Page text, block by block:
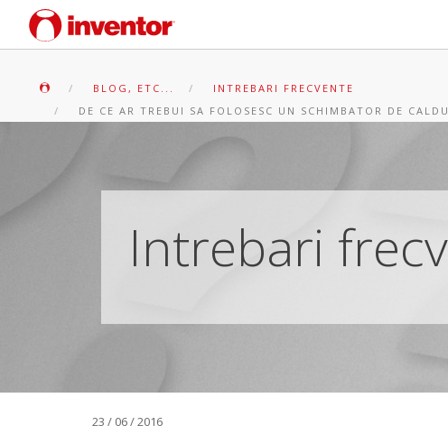
BLOG, ETC...
INTREBARI FRECVENTE
DE CE AR TREBUI SA FOLOSESC UN SCHIMBATOR DE
Intrebari
23 / 06 / 2016